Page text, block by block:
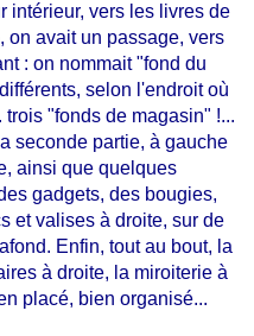
intérieur, vers les livres de
on avait un passage, vers
: on nommait "fond du
selon l'endroit où
"fonds de magasin" !...
seconde partie, à gauche
ainsi que quelques
gadgets, des bougies,
et valises à droite, sur de
Enfin, tout au bout, la
à droite, la miroiterie à
placé, bien organisé...